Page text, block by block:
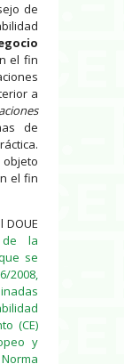
de
el fin
a
de
el fin
de la
se
2008,
(CE)
y